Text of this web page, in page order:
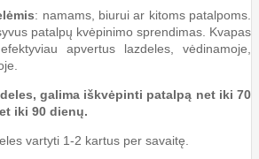
: namams, biurui ar kitoms patalpoms.
patalpų kvėpinimo sprendimas. Kvapas
apvertus lazdeles, vėdinamoje,
galima iškvėpinti patalpą net iki 70
iki 90 dienų.
vartyti 1-2 kartus per savaitę.